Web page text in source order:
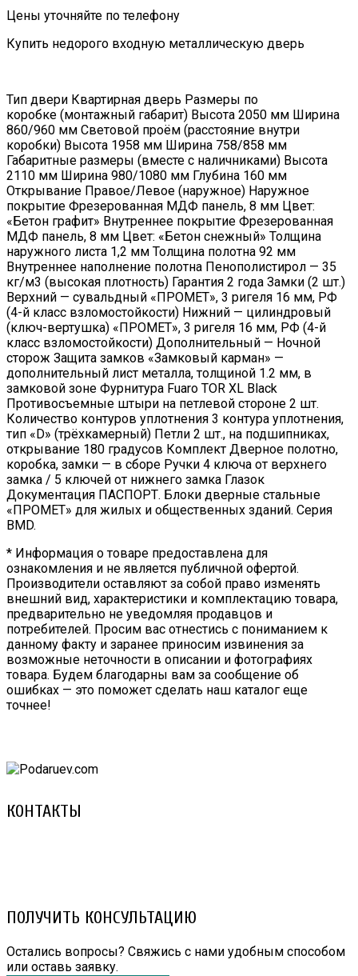
Цены уточняйте по телефону
Купить недорого входную металлическую дверь
Тип двери Квартирная дверь Размеры по
коробке (монтажный габарит) Высота 2050 мм Ширина
860/960 мм Световой проём (расстояние внутри
коробки) Высота 1958 мм Ширина 758/858 мм
Габаритные размеры (вместе с наличниками) Высота
2110 мм Ширина 980/1080 мм Глубина 160 мм
Открывание Правое/Левое (наружное) Наружное
покрытие Фрезерованная МДФ панель, 8 мм Цвет:
«Бетон графит» Внутреннее покрытие Фрезерованная
МДФ панель, 8 мм Цвет: «Бетон снежный» Толщина
наружного листа 1,2 мм Толщина полотна 92 мм
Внутреннее наполнение полотна Пенополистирол — 35
кг/м3 (высокая плотность) Гарантия 2 года Замки (2 шт.)
Верхний — сувальдный «ПРОМЕТ», 3 ригеля 16 мм, РФ
(4-й класс взломостойкости) Нижний — цилиндровый
(ключ-вертушка) «ПРОМЕТ», 3 ригеля 16 мм, РФ (4-й
класс взломостойкости) Дополнительный — Ночной
сторож Защита замков «Замковый карман» —
дополнительный лист металла, толщиной 1.2 мм, в
замковой зоне Фурнитура Fuaro TOR XL Black
Противосъемные штыри на петлевой стороне 2 шт.
Количество контуров уплотнения 3 контура уплотнения,
тип «D» (трёхкамерный) Петли 2 шт., на подшипниках,
открывание 180 градусов Комплект Дверное полотно,
коробка, замки — в сборе Ручки 4 ключа от верхнего
замка / 5 ключей от нижнего замка Глазок
Документация ПАСПОРТ. Блоки дверные стальные
«ПРОМЕТ» для жилых и общественных зданий. Серия
BMD.
* Информация о товаре предоставлена для
ознакомления и не является публичной офертой.
Производители оставляют за собой право изменять
внешний вид, характеристики и комплектацию товара,
предварительно не уведомляя продавцов и
потребителей. Просим вас отнестись с пониманием к
данному факту и заранее приносим извинения за
возможные неточности в описании и фотографиях
товара. Будем благодарны вам за сообщение об
ошибках — это поможет сделать наш каталог еще
точнее!
КОНТАКТЫ
ПОЛУЧИТЬ КОНСУЛЬТАЦИЮ
Остались вопросы? Свяжись с нами удобным способом
или оставь заявку.